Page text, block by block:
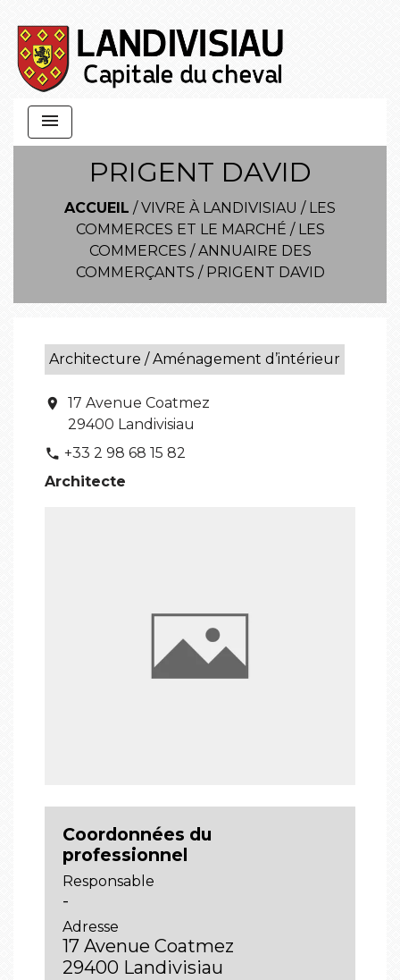
menu
PRIGENT DAVID
ACCUEIL /VIVRE À LANDIVISIAU / LES
COMMERCES ET LE MARCHÉ / LES
COMMERCES /ANNUAIRE DES
COMMERÇANTS / PRIGENT DAVID
Architecture / Aménagement d’intérieur
location_on
17 Avenue Coatmez
29400 Landivisiau
phone +33 2 98 68 15 82
Architecte
Coordonnées du
professionnel
Responsable
-
Adresse
17 Avenue Coatmez
29400 Landivisiau